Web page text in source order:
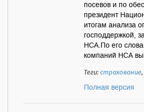
посевов и по
президент
итогам анализа
господдержкой,
НСА.По его
компаний НСА
Теги:страхование,
Полная версия